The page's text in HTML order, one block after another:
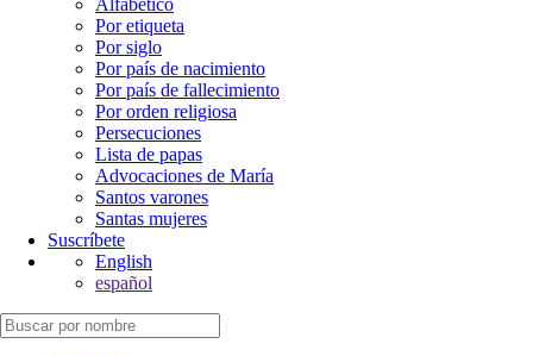
Alfabético
Por etiqueta
Por siglo
Por país de nacimiento
Por país de fallecimiento
Por orden religiosa
Persecuciones
Lista de papas
Advocaciones de María
Santos varones
Santas mujeres
Suscríbete
English
español